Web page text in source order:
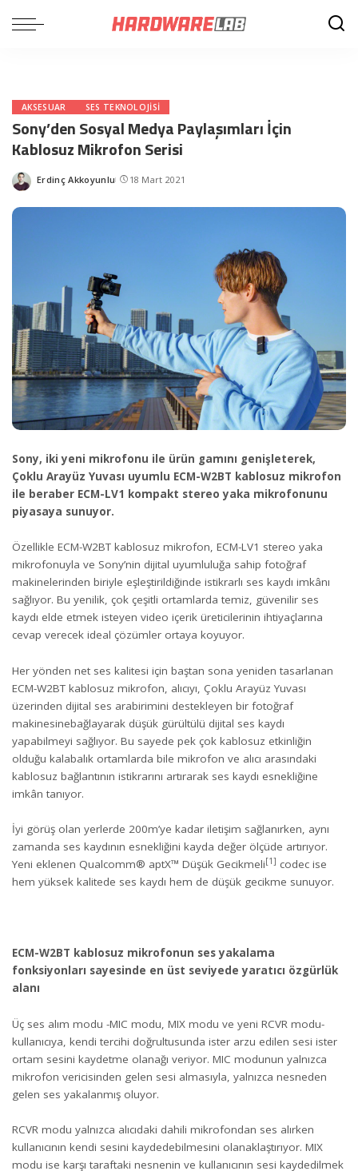
AKSESUAR SES TEKNOLOJISI
Sony’den Sosyal Medya Paylaşımları İçin
Kablosuz Mikrofon Serisi
Posted
Erdinç Akkoyunlu 18 Mart 2021
Sony, iki yeni mikrofonu ile ürün gamını genişleterek,
Çoklu Arayüz Yuvası uyumlu ECM-W2BT kablosuz mikrofon
ile beraber ECM-LV1 kompakt stereo yaka mikrofonunu
piyasaya sunuyor.
Özellikle ECM-W2BT kablosuz mikrofon, ECM-LV1 stereo yaka
mikrofonuyla ve Sony’nin dijital uyumluluğa sahip fotoğraf
makinelerinden biriyle eşleştirildiğinde istikrarlı ses kaydı imkânı
sağlıyor. Bu yenilik, çok çeşitli ortamlarda temiz, güvenilir ses
kaydı elde etmek isteyen video içerik üreticilerinin ihtiyaçlarına
cevap verecek ideal çözümler ortaya koyuyor.
Her yönden net ses kalitesi için baştan sona yeniden tasarlanan
ECM-W2BT kablosuz mikrofon, alıcıyı, Çoklu Arayüz Yuvası
üzerinden dijital ses arabirimini destekleyen bir fotoğraf
makinesinebağlayarak düşük gürültülü dijital ses kaydı
yapabilmeyi sağlıyor. Bu sayede pek çok kablosuz etkinliğin
olduğu kalabalık ortamlarda bile mikrofon ve alıcı arasındaki
kablosuz bağlantının istikrarını artırarak ses kaydı esnekliğine
imkân tanıyor.
İyi görüş olan yerlerde 200m’ye kadar iletişim sağlanırken, aynı
zamanda ses kaydının esnekliğini kayda değer ölçüde artırıyor.
Yeni eklenen Qualcomm® aptX™ Düşük Gecikmeli[1] codec ise
hem yüksek kalitede ses kaydı hem de düşük gecikme sunuyor.
ECM-W2BT kablosuz mikrofonun ses yakalama
fonksiyonları sayesinde en üst seviyede yaratıcı özgürlük
alanı
Üç ses alım modu -MIC modu, MIX modu ve yeni RCVR modu-
kullanıcıya, kendi tercihi doğrultusunda ister arzu edilen sesi ister
ortam sesini kaydetme olanağı veriyor. MIC modunun yalnızca
mikrofon vericisinden gelen sesi almasıyla, yalnızca nesneden
gelen ses yakalanmış oluyor.
RCVR modu yalnızca alıcıdaki dahili mikrofondan ses alırken
kullanıcının kendi sesini kaydedebilmesini olanaklaştırıyor. MIX
modu ise karşı taraftaki nesnenin ve kullanıcının sesi kaydedilmek